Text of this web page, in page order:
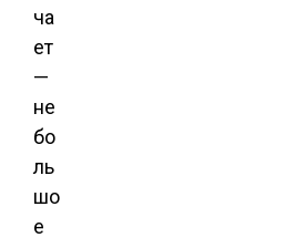
ча
ет
—
не
бо
ль
шо
е